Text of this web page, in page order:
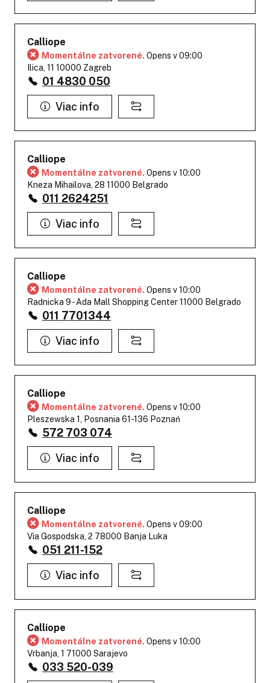
Calliope
Momentálne zatvorené. Opens v 09:00
Ilica, 11 10000 Zagreb
01 4830 050
Viac info
Calliope
Momentálne zatvorené. Opens v 10:00
Kneza Mihailova, 28 11000 Belgrado
011 2624251
Viac info
Calliope
Momentálne zatvorené. Opens v 10:00
Radnicka 9 - Ada Mall Shopping Center 11000 Belgrado
011 7701344
Viac info
Calliope
Momentálne zatvorené. Opens v 10:00
Pleszewska 1, Posnania 61-136 Poznań
572 703 074
Viac info
Calliope
Momentálne zatvorené. Opens v 09:00
Via Gospodska, 2 78000 Banja Luka
051 211-152
Viac info
Calliope
Momentálne zatvorené. Opens v 10:00
Vrbanja, 1 71000 Sarajevo
033 520-039